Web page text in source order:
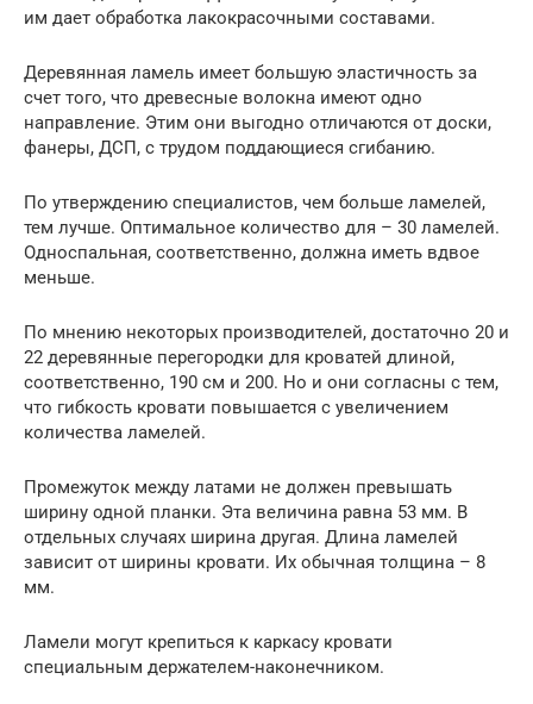
им дает обработка лакокрасочными составами.
Деревянная ламель имеет большую эластичность за
счет того, что древесные волокна имеют одно
направление. Этим они выгодно отличаются от доски,
фанеры, ДСП, с трудом поддающиеся сгибанию.
По утверждению специалистов, чем больше ламелей,
тем лучше. Оптимальное количество для – 30 ламелей.
Односпальная, соответственно, должна иметь вдвое
меньше.
По мнению некоторых производителей, достаточно 20 и
22 деревянные перегородки для кроватей длиной,
соответственно, 190 см и 200. Но и они согласны с тем,
что гибкость кровати повышается с увеличением
количества ламелей.
Промежуток между латами не должен превышать
ширину одной планки. Эта величина равна 53 мм. В
отдельных случаях ширина другая. Длина ламелей
зависит от ширины кровати. Их обычная толщина – 8
мм.
Ламели могут крепиться к каркасу кровати
специальным держателем-наконечником.